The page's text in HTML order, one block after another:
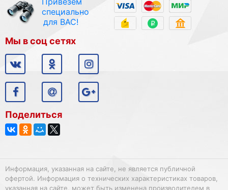
специально
для ВАС!
Мы в соц сетях
Поделиться
Информация, указанная на сайте, не является публичной
офертой. Информация о технических характеристиках товаров,
указанная на сайте, может быть изменена производителем в